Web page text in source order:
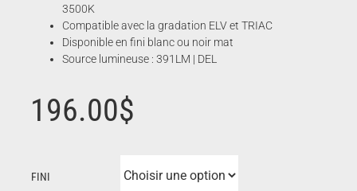
3500K
Compatible avec la gradation ELV et TRIAC
Disponible en fini blanc ou noir mat
Source lumineuse : 391LM | DEL
196.00$
FINI